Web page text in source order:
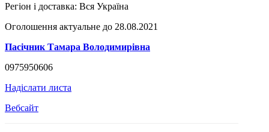
Регіон і доставка: Вся Україна
Оголошення актуальне до 28.08.2021
Пасічник Тамара Володимирівна
0975950606
Надіслати листа
Вебсайт